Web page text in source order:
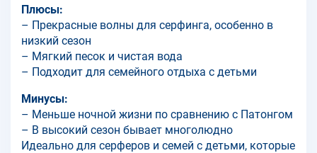
Плюсы:
– Прекрасные волны для серфинга, особенно в
низкий сезон
– Мягкий песок и чистая вода
– Подходит для семейного отдыха с детьми
Минусы:
– Меньше ночной жизни по сравнению с Патонгом
– В высокий сезон бывает многолюдно
Идеально для серферов и семей с детьми, которые